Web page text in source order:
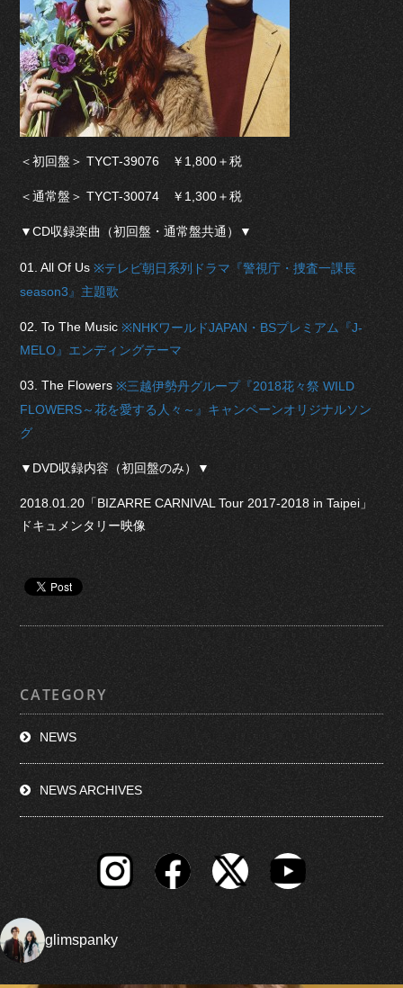
＜初回盤＞ TYCT-39076 ￥1,800＋税
＜通常盤＞ TYCT-30074 ￥1,300＋税
▼CD収録楽曲（初回盤・通常盤共通）▼
01. All Of Us※テレビ朝日系列ドラマ『警視庁・捜査一課長
season3』主題歌
02. To The Music※NHKワールドJAPAN・BSプレミアム『J-
MELO』エンディングテーマ
03. The Flowers※三越伊勢丹グループ『2018花々祭 WILD
FLOWERS～花を愛する人々～』キャンペーンオリジナルソン
グ
▼DVD収録内容（初回盤のみ）▼
2018.01.20「BIZARRE CARNIVAL Tour 2017-2018 in Taipei」
ドキュメンタリー映像
CATEGORY
NEWS
NEWS ARCHIVES
glimspanky